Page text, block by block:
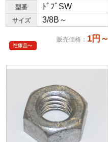
型番 ﾄﾞﾌﾞSW
サイズ 3/8B～
販売価格 ： 1円～